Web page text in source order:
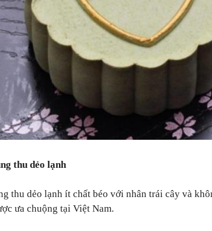
thu dẻo lạnh
thu dẻo lạnh ít chất béo với nhân trái cây và
ưa chuộng tại Việt Nam.